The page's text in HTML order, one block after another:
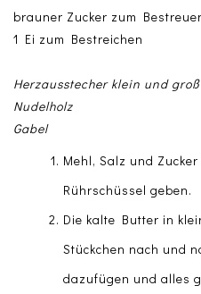
brauner Zucker zum
1 Ei zum Bestreichen
Herzausstecher klein und groß
Nudelholz
Gabel
Mehl, Salz und
Rührschüssel geben.
Die kalte Butter in
Stückchen nach und
dazufügen und alles